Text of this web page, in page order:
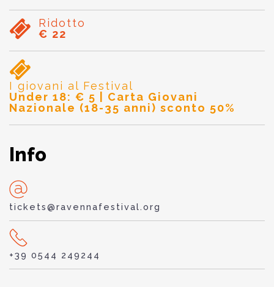
Ridotto
€ 22
I giovani al Festival
Under 18: € 5 | Carta Giovani
Nazionale (18-35 anni) sconto 50%
Info
tickets@ravennafestival.org
+39 0544 249244